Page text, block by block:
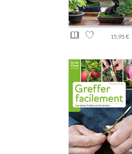
15.95 €